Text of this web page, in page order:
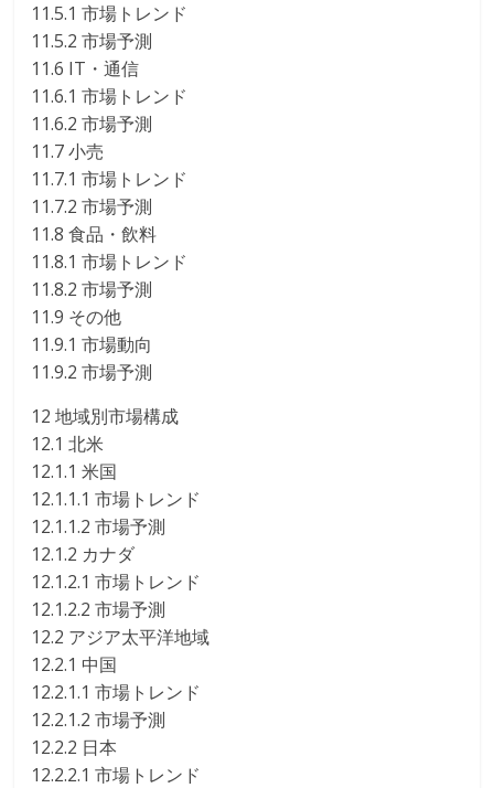
11.5.1 市場トレンド
11.5.2 市場予測
11.6 IT・通信
11.6.1 市場トレンド
11.6.2 市場予測
11.7 小売
11.7.1 市場トレンド
11.7.2 市場予測
11.8 食品・飲料
11.8.1 市場トレンド
11.8.2 市場予測
11.9 その他
11.9.1 市場動向
11.9.2 市場予測
12 地域別市場構成
12.1 北米
12.1.1 米国
12.1.1.1 市場トレンド
12.1.1.2 市場予測
12.1.2 カナダ
12.1.2.1 市場トレンド
12.1.2.2 市場予測
12.2 アジア太平洋地域
12.2.1 中国
12.2.1.1 市場トレンド
12.2.1.2 市場予測
12.2.2 日本
12.2.2.1 市場トレンド